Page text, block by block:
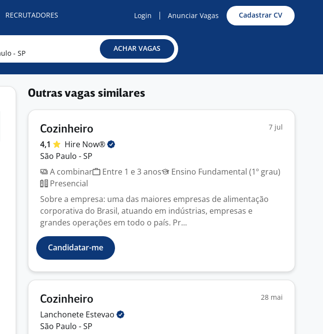
RECRUTADORES Login Anunciar Vagas Cadastrar CV
ACHAR VAGAS
Outras vagas similares
Cozinheiro 7 jul
4,1 Hire Now®
São Paulo - SP
A combinar
Entre 1 e 3 anos
Ensino Fundamental (1º grau)
Presencial
Sobre a empresa: uma das maiores empresas de alimentação
corporativa do Brasil, atuando em indústrias, empresas e
grandes operações em todo o país. Pr...
Candidatar-me
Cozinheiro 28 mai
Lanchonete Estevao
São Paulo - SP